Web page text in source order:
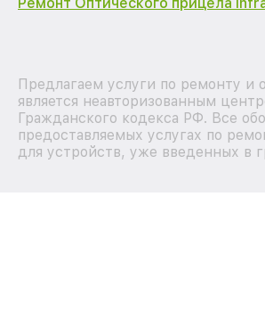
Предлагаем услуги по ремонту
является неавторизованным
Гражданского кодекса РФ. Все
предоставляемых услугах по
для устройств, уже введенных в